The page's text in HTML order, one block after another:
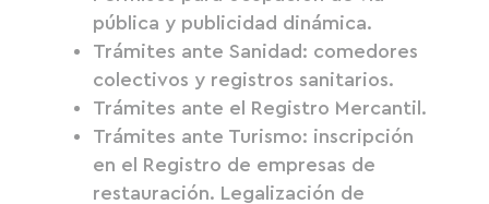
pública y publicidad dinámica.
Trámites ante Sanidad: comedores
colectivos y registros sanitarios.
Trámites ante el Registro Mercantil.
Trámites ante Turismo: inscripción
en el Registro de empresas de
restauración. Legalización de